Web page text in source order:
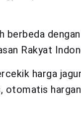
berbeda
Rakyat
harga
otomatis